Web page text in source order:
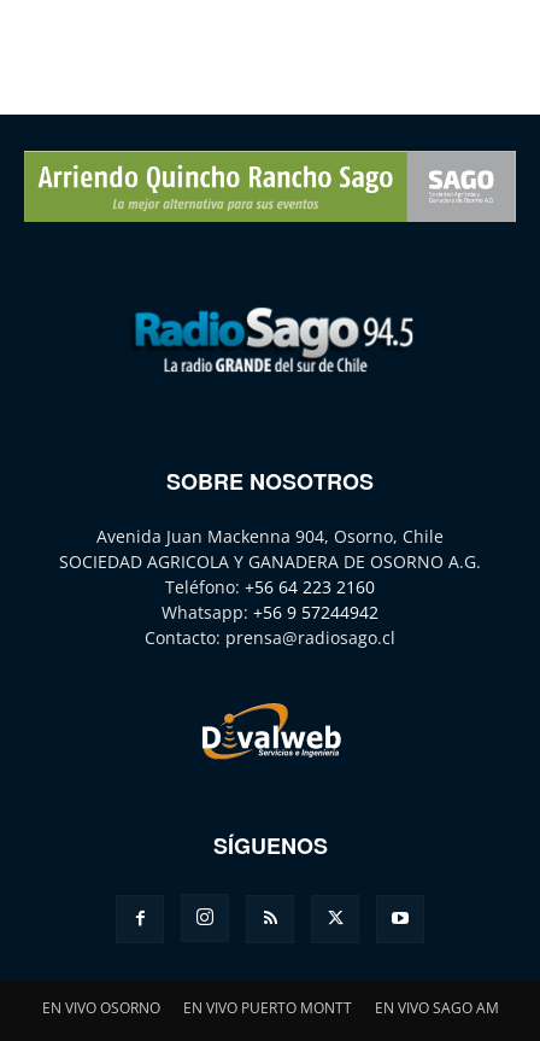
SOBRE NOSOTROS
Avenida Juan Mackenna 904, Osorno, Chile
SOCIEDAD AGRICOLA Y GANADERA DE OSORNO A.G.
Teléfono: +56 64 223 2160
Whatsapp: +56 9 57244942
Contacto: prensa@radiosago.cl
SÍGUENOS
EN VIVO OSORNO EN VIVO PUERTO MONTT EN VIVO SAGO AM